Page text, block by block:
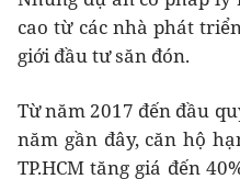
cao từ các nhà phát
giới đầu tư săn đón.
Từ năm 2017 đến đầu
năm gần đây, căn hộ
TP.HCM tăng giá đến